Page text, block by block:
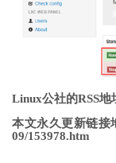
Linux公社的RSS地
本文永久更新链接
09/153978.htm